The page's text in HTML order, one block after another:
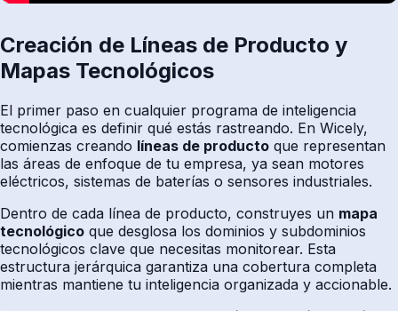
Creación de Líneas de Producto y
Mapas Tecnológicos
El primer paso en cualquier programa de inteligencia
tecnológica es definir qué estás rastreando. En Wicely,
comienzas creando líneas de producto que representan
las áreas de enfoque de tu empresa, ya sean motores
eléctricos, sistemas de baterías o sensores industriales.
Dentro de cada línea de producto, construyes un mapa
tecnológico que desglosa los dominios y subdominios
tecnológicos clave que necesitas monitorear. Esta
estructura jerárquica garantiza una cobertura completa
mientras mantiene tu inteligencia organizada y accionable.